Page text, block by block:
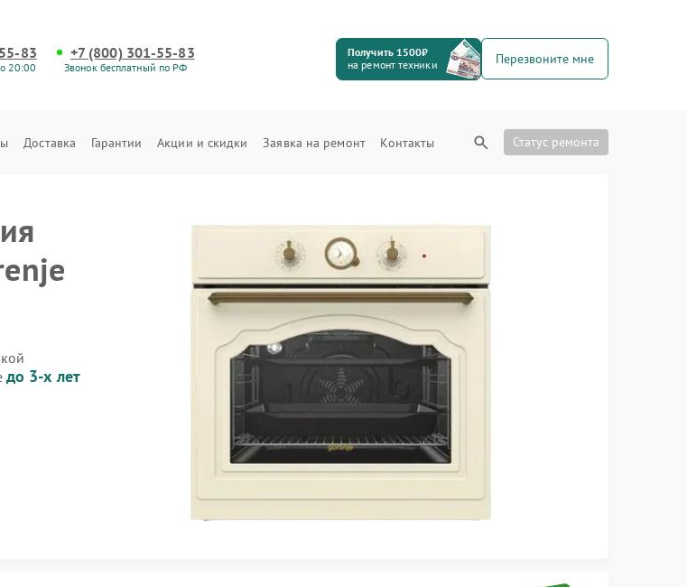
83
20:00
+7 (800) 301-55-83
Звонок бесплатный по РФ
Получить 1500₽
на ремонт техники
Перезвоните мне
Доставка Гарантии Акции и скидки Заявка на ремонт Контакты Статус ремонта
до 3-х лет